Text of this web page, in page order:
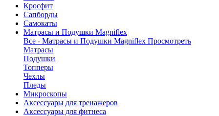
Кросфит
Сапборды
Самокаты
Матрасы и Подушки Magniflex
Все - Матрасы и Подушки Magniflex Просмотреть
Матрасы
Подушки
Топперы
Чехлы
Пледы
Микроскопы
Аксессуары для тренажеров
Аксессуары для фитнеса